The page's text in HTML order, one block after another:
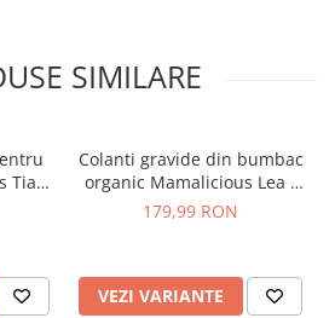
SIMILARE
Tia
Colanti gravide din bumbac
organic Mamalicious Lea -
set 2 bucati
179,99 RON
VEZI VARIANTE